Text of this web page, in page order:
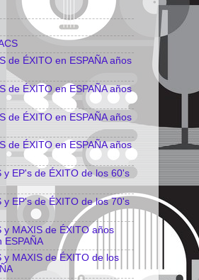
de ÉXITO en ESPAÑA años
de ÉXITO en ESPAÑA años
de ÉXITO en ESPAÑA años
de ÉXITO en ESPAÑA años
y EP's de ÉXITO de los 60's
y EP's de ÉXITO de los 70's
y MAXIS de ÉXITO años
ESPAÑA
y MAXIS de ÉXITO de los